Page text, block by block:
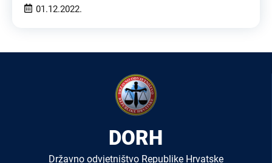
01.12.2022.
DORH
Državno odvjetništvo Republike Hrvatske